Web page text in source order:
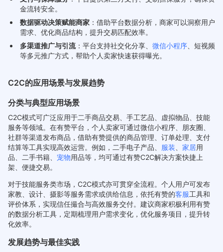
金流转安全。
数据驱动决策赋能商家 ：借助平台数据分析，商家可以洞察用户
需求、优化商品结构，提升交易匹配效率。
多渠道推广与引流：平台支持社交化分享、 微信小程序 、短视频
等多元推广方式，帮助个人卖家快速获得曝光。
C2C的应用场景与发展趋势
分类与典型应用场景
C2C模式可广泛应用于二手商品交易、手工艺品、虚拟物品、技能
服务等领域。在有赞平台，个人卖家可通过微信小程序、朋友圈、
社群等渠道发布商品，借助有赞提供的商品管理、订单处理、支付
结算等工具实现高效运营。例如，二手电子产品、 服装 家居用
品、二手书籍、 宠物用品等，均可通过有赞C2C解决方案快捷上
架、便捷交易。
对于技能服务类市场，C2C模式亦可贯穿全流程。个人用户可发布
家教、设计、摄影等服务需求或供给信息，依托有赞的客服工具和
评价体系，实现信任撮合与高效服务交付。建议商家积极利用有赞
的数据分析工具，定期梳理用户需求变化，优化服务项目，提升转
化效率。
发展趋势与最佳实践